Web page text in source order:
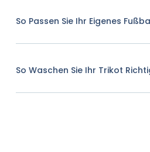
So Passen Sie Ihr Eigenes
So Waschen Sie Ihr Trikot